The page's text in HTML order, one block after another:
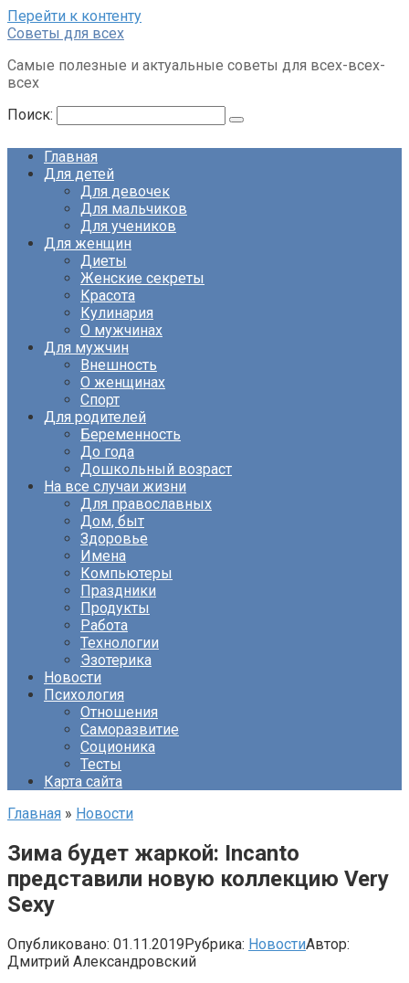
Перейти к контенту
Советы для всех
Самые полезные и актуальные советы для всех-всех-
всех
Поиск:
Главная
Для детей
Для девочек
Для мальчиков
Для учеников
Для женщин
Диеты
Женские секреты
Красота
Кулинария
О мужчинах
Для мужчин
Внешность
О женщинах
Спорт
Для родителей
Беременность
До года
Дошкольный возраст
На все случаи жизни
Для православных
Дом, быт
Здоровье
Имена
Компьютеры
Праздники
Продукты
Работа
Технологии
Эзотерика
Новости
Психология
Отношения
Саморазвитие
Соционика
Тесты
Карта сайта
Главная » Новости
Зима будет жаркой: Incanto
представили новую коллекцию Very
Sexy
Опубликовано: 01.11.2019Рубрика: НовостиАвтор:
Дмитрий Александровский